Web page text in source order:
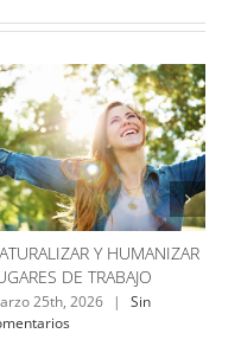
LENGUAJE FINANCIERO EN
SALUD Y SOSTENIBILIDAD
junio 17th, 2026 |
comentarios